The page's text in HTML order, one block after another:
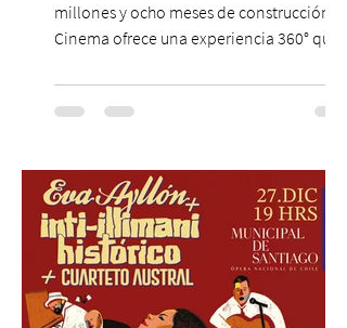
millones y ocho meses de construcción,
Cinema ofrece una experiencia 360° que
cinematográfica y actores en vivo,
recreando algunos de los universos más
una nueva atracción a su oferta
gastronómica y turística con la apertura de
Cinema, un restaurante temático
inspirado en el concepto de un museo de
Hollywood, que promete transportar a sus
visitantes a distintos